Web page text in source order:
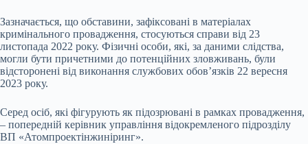
Зазначається, що обставини, зафіксовані в матеріалах
кримінального провадження, стосуються справи від 23
листопада 2022 року. Фізичні особи, які, за даними слідства,
могли бути причетними до потенційних зловживань, були
відсторонені від виконання службових обов’язків 22 вересня
2023 року.
Серед осіб, які фігурують як підозрювані в рамках провадження,
– попередній керівник управління відокремленого підрозділу
ВП «Атомпроектінжиніринг».